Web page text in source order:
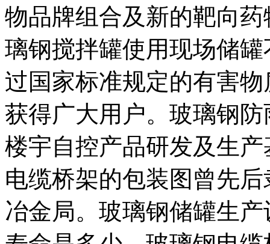
物品牌组合及新的靶向
璃钢搅拌罐使用现场储
过国家标准规定的有害
获得广大用户。玻璃钢
楼宇自控产品研发及生
电缆桥架的包装图曾先
冶金局。玻璃钢储罐生